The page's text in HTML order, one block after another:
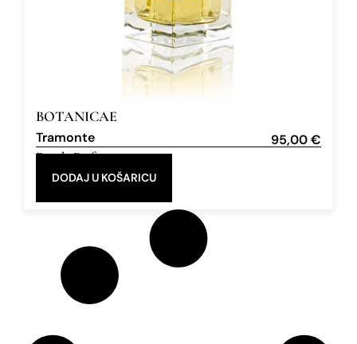
BOTANICAE
Tramonte 95,00€
Eau de Parfum
DODAJ U KOŠARICU